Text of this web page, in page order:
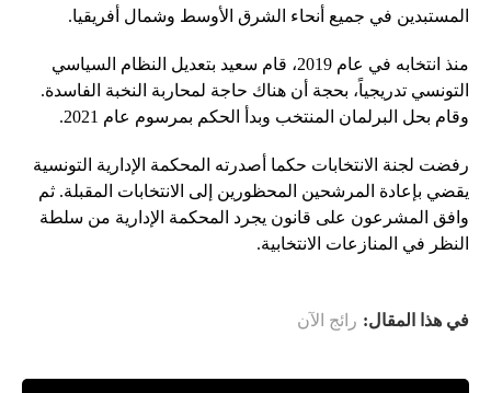
المستبدين في جميع أنحاء الشرق الأوسط وشمال أفريقيا.
منذ انتخابه في عام 2019، قام سعيد بتعديل النظام السياسي
التونسي تدريجياً، بحجة أن هناك حاجة لمحاربة النخبة الفاسدة.
وقام بحل البرلمان المنتخب وبدأ الحكم بمرسوم عام 2021.
رفضت لجنة الانتخابات حكما أصدرته المحكمة الإدارية التونسية
يقضي بإعادة المرشحين المحظورين إلى الانتخابات المقبلة. ثم
وافق المشرعون على قانون يجرد المحكمة الإدارية من سلطة
النظر في المنازعات الانتخابية.
في هذا المقال: رائج الآن